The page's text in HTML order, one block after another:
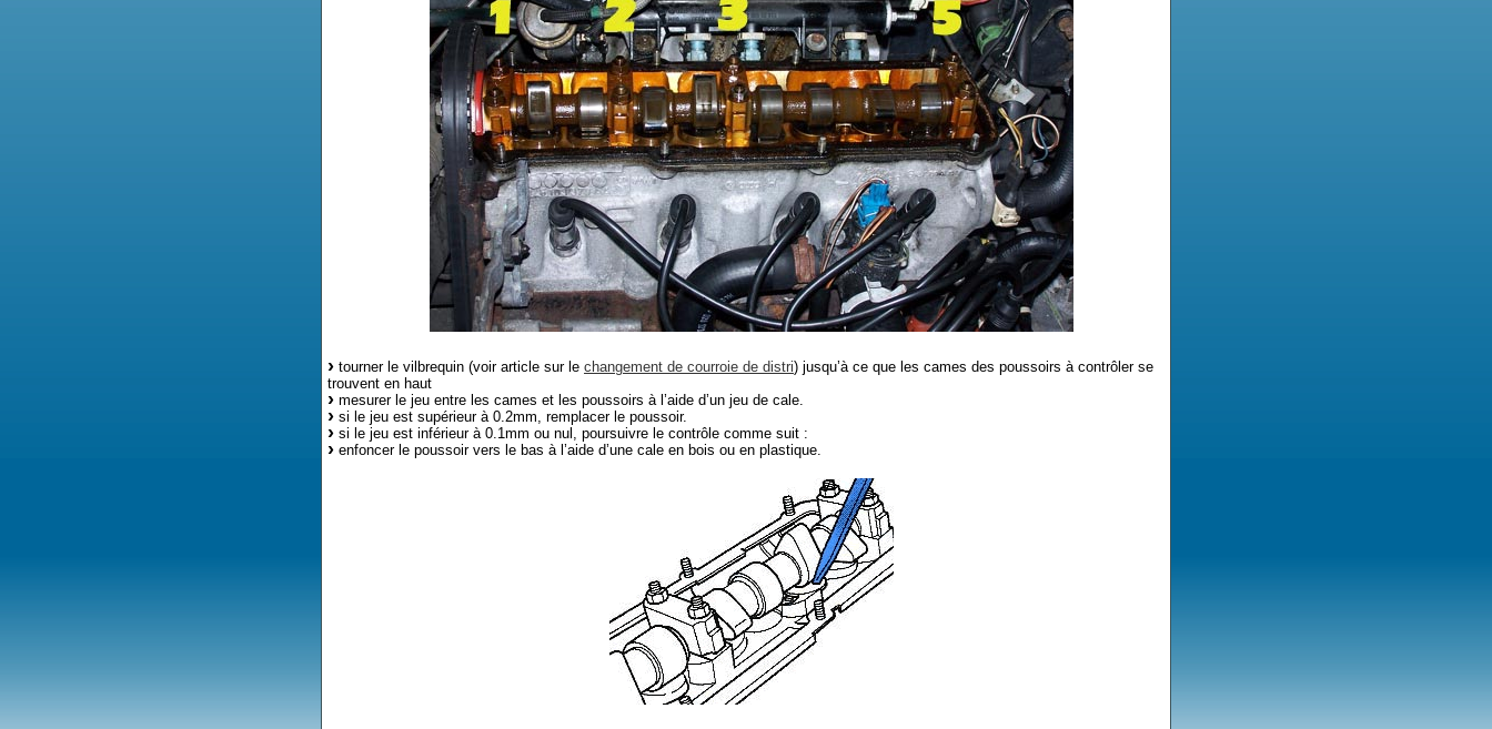
tourner le vilbrequin (voir article sur le changement de courroie de distri) jusqu’à ce que les cames des poussoirs à contrôler se
trouvent en haut
mesurer le jeu entre les cames et les poussoirs à l’aide d’un jeu de cale.
si le jeu est supérieur à 0.2mm, remplacer le poussoir.
si le jeu est inférieur à 0.1mm ou nul, poursuivre le contrôle comme suit :
enfoncer le poussoir vers le bas à l’aide d’une cale en bois ou en plastique.